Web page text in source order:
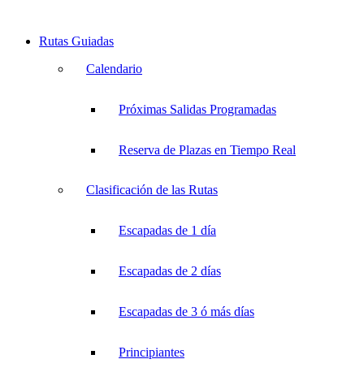
Rutas Guiadas
Calendario
Próximas Salidas Programadas
Reserva de Plazas en Tiempo Real
Clasificación de las Rutas
Escapadas de 1 día
Escapadas de 2 días
Escapadas de 3 ó más días
Principiantes